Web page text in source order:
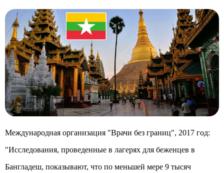
Международная организация "Врачи без границ", 2017 год:
"Исследования, проведенные в лагерях для беженцев в
Бангладеш, показывают, что по меньшей мере 9 тысяч